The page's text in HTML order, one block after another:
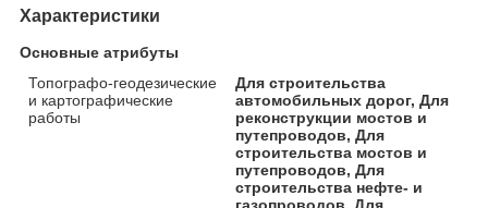
Характеристики
Основные атрибуты
Топографо-геодезические
и картографические
работы
Для строительства
автомобильных дорог, Для
реконструкции мостов и
путепроводов, Для
строительства мостов и
путепроводов, Для
строительства нефте- и